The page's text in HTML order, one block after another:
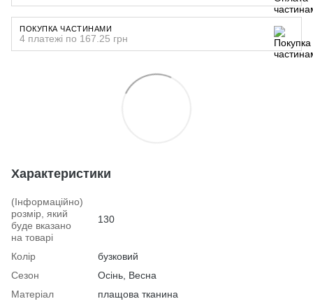
ПОКУПКА ЧАСТИНАМИ
4 платежі по 167.25 грн
Характеристики
(Інформаційно)
розмір, який
буде вказано
на товарі
130
Колір
бузковий
Сезон
Осінь, Весна
Матеріал
плащова тканина